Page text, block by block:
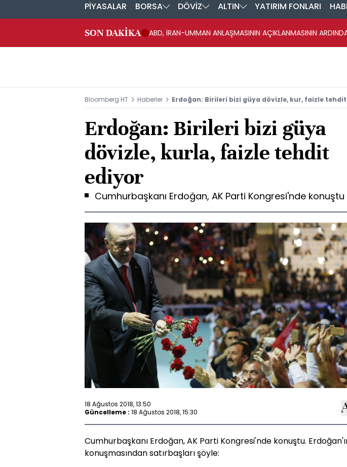
PİYASALAR BORSA DÖVİZ ALTIN YATIRIM FONLARI
SON DAKİKA ABD, İRAN-UMMAN ANLAŞMASININ AÇIKLANMASININ
Bloomberg HT Haberler Erdoğan: Birileri bizi güya dövizle, kur, faizle
Erdoğan: Birileri bizi güya
dövizle, kurla, faizle tehdit
ediyor
Cumhurbaşkanı Erdoğan, AK Parti Kongresi'nde konuştu
18 Ağustos 2018, 13:50
Güncelleme : 18 Ağustos 2018, 15:30
Cumhurbaşkanı Erdoğan, AK Parti Kongresi'nde konuştu.
konuşmasından satırbaşları şöyle: